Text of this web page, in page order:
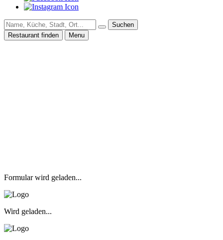
Suchen
Restaurant finden
Menu
Formular wird geladen...
Wird geladen...